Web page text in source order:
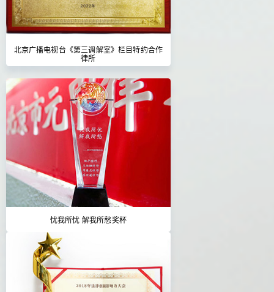
北京广播电视台《第三调解室》栏目特约合作
律所
忧我所忧 解我所愁奖杯